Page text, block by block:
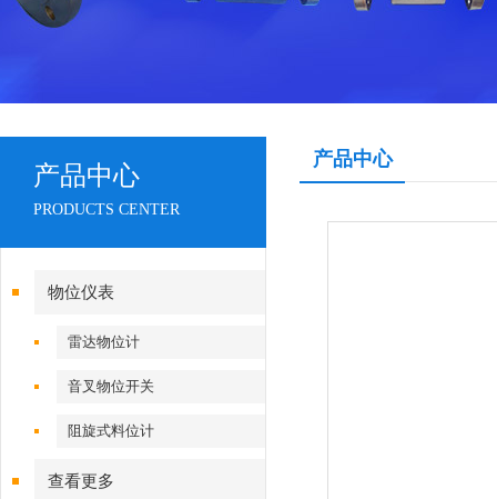
产品中心
PRODUCTS CENTER
物位仪表
雷达物位计
音叉物位开关
阻旋式料位计
查看更多
产品中心